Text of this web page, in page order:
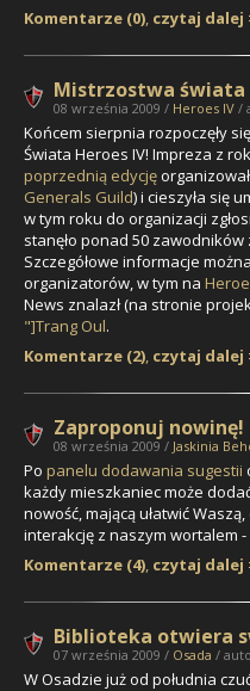
Komentarze (0), czytaj dalej
Mistrzostwa świata
08 września 2009 / Heroes IV /
Końcem sierpnia rozpoczęły
Świata Heroes IV! Impreza z
poprzednią edycję
Generals Guild) i cieszyła się
w tym roku do organizacji
stanęło ponad 50 zawodników
Szczegółowe informacje
organizatorów, w tym na
News znalazł (na stronie
"]Trang Oul.
Komentarze (2), czytaj dalej
Zaproponuj nowinę!
08 września 2009 / Jaskinia
Po panelu dodawania sugestii
każdy mieszkaniec może
nowość, mającą ułatwić
interakcję z naszym wortalem
Komentarze (4), czytaj dalej
Biblioteka otwiera
07 września 2009 / Osada /
W Osadzie już od południa